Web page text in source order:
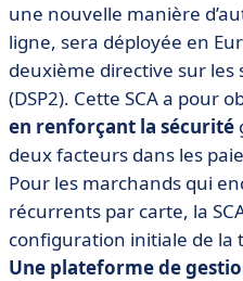
une nouvelle manière
ligne, sera déployée en
deuxième directive sur les
(DSP2). Cette SCA a pour
en renforçant la sécurité
deux facteurs dans les
Pour les marchands qui
récurrents par carte, la
configuration initiale de la
Une plateforme de